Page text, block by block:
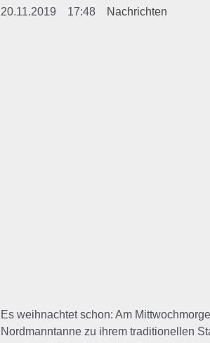
20.11.2019 17:48 Nachrichten
Es weihnachtet schon: Am
Nordmanntanne zu ihrem traditionellen